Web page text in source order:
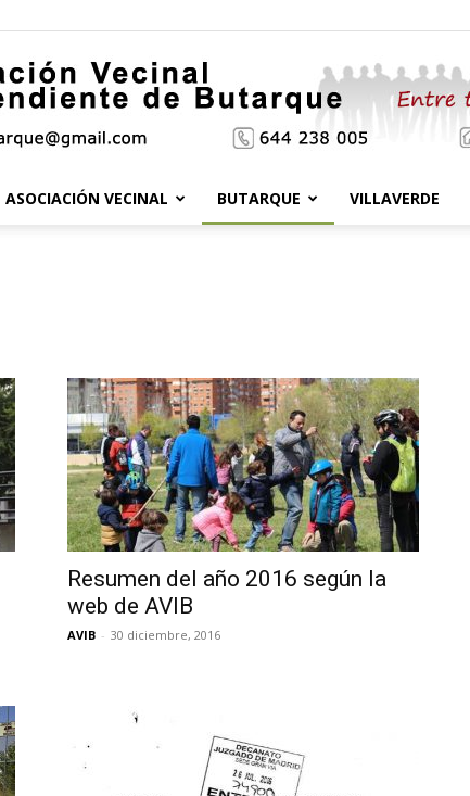
Asociación
Independiente
Butarque
ASOCIACIÓN VECINAL BUTARQUE VILLAVERDE
Resumen del año 2016 según la
web de AVIB
AVIB - 30 diciembre, 2016